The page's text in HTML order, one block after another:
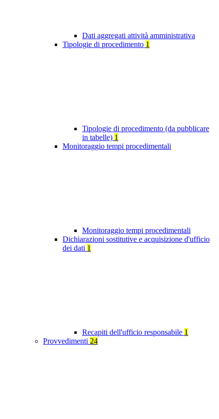
Dati aggregati attività amministrativa
Tipologie di procedimento 1
Tipologie di procedimento (da pubblicare
in tabelle) 1
Monitoraggio tempi procedimentali
Monitoraggio tempi procedimentali
Dichiarazioni sostitutive e acquisizione d'ufficio
dei dati 1
Recapiti dell'ufficio responsabile 1
Provvedimenti 24